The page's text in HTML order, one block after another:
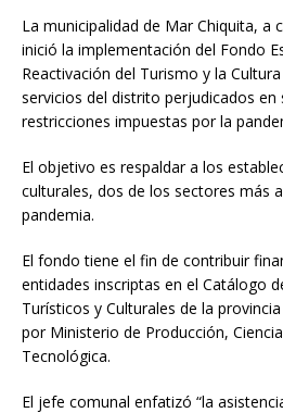
La municipalidad de Mar Chiquita, a
inició la implementación del Fondo
Reactivación del Turismo y la
servicios del distrito perjudicados en
restricciones impuestas por la
El objetivo es respaldar a los
culturales, dos de los sectores más
pandemia.
El fondo tiene el fin de contribuir
entidades inscriptas en el Catálogo
Turísticos y Culturales de la
por Ministerio de Producción,
Tecnológica.
El jefe comunal enfatizó “la